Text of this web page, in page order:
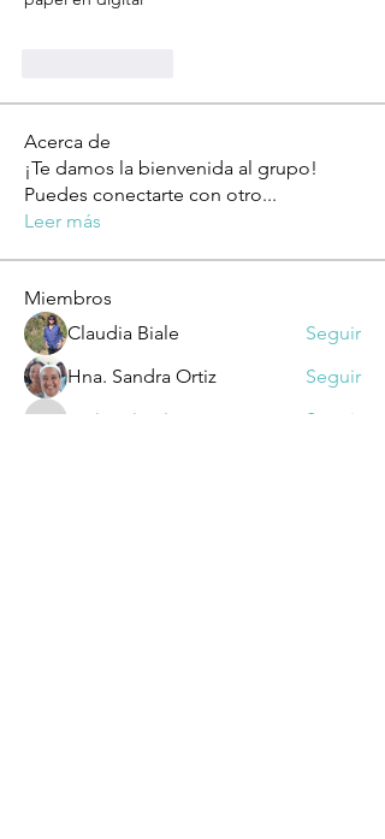
Acerca de
¡Te damos la bienvenida al grupo!
Puedes conectarte con otro...
Leer más
Miembros
Claudia Biale
Seguir
Hna. Sandra Ortiz
Seguir
ascjmariareina
Seguir